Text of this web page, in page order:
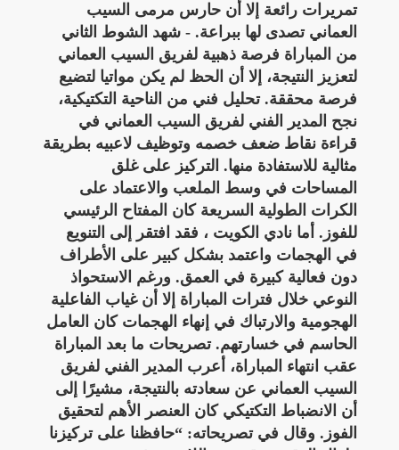
تمريرات رائعة إلا أن حارس مرمى السيب
العماني تصدى لها ببراعة. - شهد الشوط الثاني
من المباراة فرصة ذهبية لفريق السيب العماني
لتعزيز النتيجة، إلا أن الحظ لم يكن مواتيا لتضيع
فرصة محققة. تحليل فني من الناحية التكتيكية،
نجح المدير الفني لفريق السيب العماني في
قراءة نقاط ضعف خصمه وتوظيف لاعبيه بطريقة
مثالية للاستفادة منها. التركيز على غلق
المساحات في وسط الملعب والاعتماد على
الكرات الطولية السريعة كان المفتاح الرئيسي
للفوز. أما نادي الكويت ، فقد افتقر إلى التنويع
في الهجمات واعتمد بشكل كبير على الأطراف
دون فعالية كبيرة في العمق. ورغم الاستحواذ
النوعي خلال فترات المباراة إلا أن غياب الفاعلية
الهجومية والارتباك في إنهاء الهجمات كان العامل
الحاسم في خسارتهم. تصريحات ما بعد المباراة
عقب انتهاء المباراة، أعرب المدير الفني لفريق
السيب العماني عن سعادته بالنتيجة، مشيرًا إلى
أن الانضباط التكتيكي كان العنصر الأهم لتحقيق
الفوز. وقال في تصريحاته: “حافظنا على تركيزنا